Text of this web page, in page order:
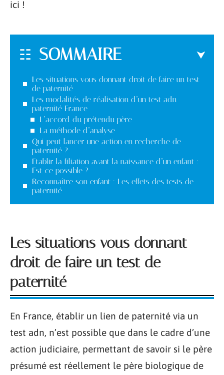
ici !
SOMMAIRE
Les situations vous donnant droit de faire un test
de paternité
Les modalités de réalisation d’un test adn
paternité France
L’accord du prétendu père
La méthode d’analyse
Qui peut lancer une action en recherche de
paternité ?
Etablir la filiation avant la naissance d’un enfant :
Est-ce possible ?
Reconnaître son enfant : Les effets des tests de
paternité
Les situations vous donnant
droit de faire un test de
paternité
En France, établir un lien de paternité via un
test adn, n’est possible que dans le cadre d’une
action judiciaire, permettant de savoir si le père
présumé est réellement le père biologique de